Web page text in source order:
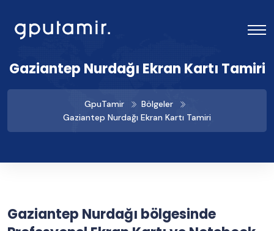
Gaziantep Nurdağı Ekran Kartı Tamiri
GpuTamir
Bölgeler
Gaziantep Nurdağı Ekran Kartı Tamiri
Gaziantep Nurdağı bölgesinde